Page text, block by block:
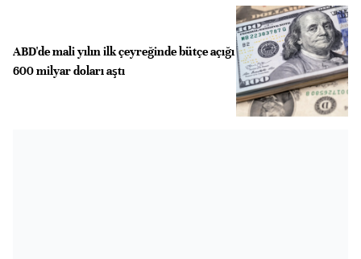
ABD'de mali yılın ilk çeyreğinde bütçe açığı
600 milyar doları aştı